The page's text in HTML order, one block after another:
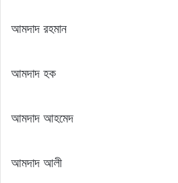
আমদাদ রহমান
আমদাদ হক
আমদাদ আহমেদ
আমদাদ আলী